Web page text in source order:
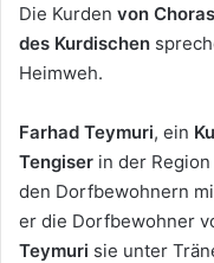
Die Kurden von
des Kurdischen
Heimweh.
Farhad Teymuri, ein
Tengiser in der Region
den Dorfbewohnern
er die Dorfbewohner
Teymuri sie unter